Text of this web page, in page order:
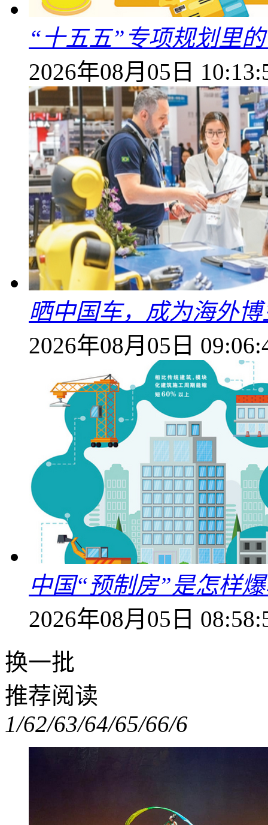
“十五五”专项规划里
2026年08月05日
晒中国车，成为海外
2026年08月05日
中国“预制房”是怎样
2026年08月05日
换一批
推荐阅读
1/62/63/64/65/66/6